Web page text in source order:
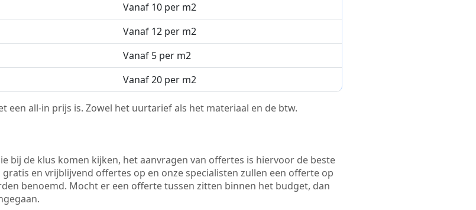
Vanaf 10 per m2
Vanaf 12 per m2
Vanaf 5 per m2
Vanaf 20 per m2
een all-in prijs is. Zowel het uurtarief als het materiaal en de btw.
bij de klus komen kijken, het aanvragen van offertes is hiervoor de beste
en vrijblijvend offertes op en onze specialisten zullen een offerte op
benoemd. Mocht er een offerte tussen zitten binnen het budget, dan